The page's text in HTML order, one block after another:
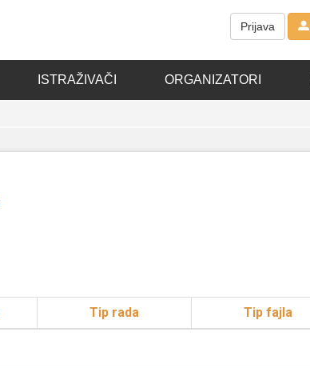
Prijava
ISTRAŽIVAČI ORGANIZATORI
Tip rada Tip fajla